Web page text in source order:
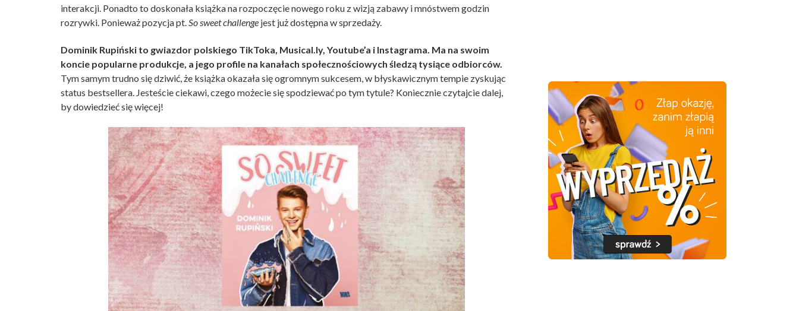
interakcji. Ponadto to doskonała książka na rozpoczęcie nowego roku z wizją zabawy i mnóstwem godzin
rozrywki. Ponieważ pozycja pt.So sweet challenge jest już dostępna w sprzedaży.
Dominik Rupiński to gwiazdor polskiego TikToka, Musical.ly, Youtube’a i Instagrama. Ma na swoim
koncie popularne produkcje, a jego profile na kanałach społecznościowych śledzą tysiące odbiorców.
Tym samym trudno się dziwić, że książka okazała się ogromnym sukcesem, w błyskawicznym tempie zyskując
status bestsellera. Jesteście ciekawi, czego możecie się spodziewać po tym tytule? Koniecznie czytajcie dalej,
by dowiedzieć się więcej!